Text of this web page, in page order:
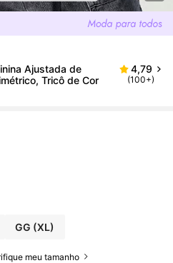
Ajustada de
Tricô de Cor
4,79
(100+)
GG (XL)
meu tamanho